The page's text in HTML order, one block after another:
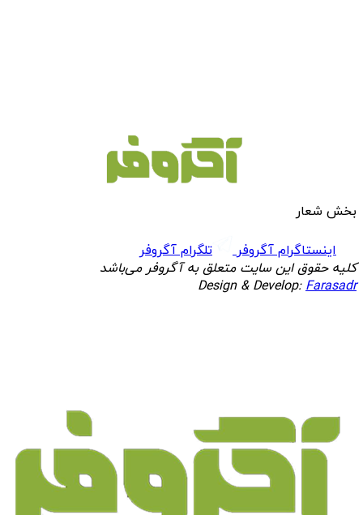
بخش شعار
اینستاگرام آگروفر
تلگرام آگروفر
کلیه حقوق این سایت متعلق به آگروفر می‌باشد
Design & Develop:Farasadr